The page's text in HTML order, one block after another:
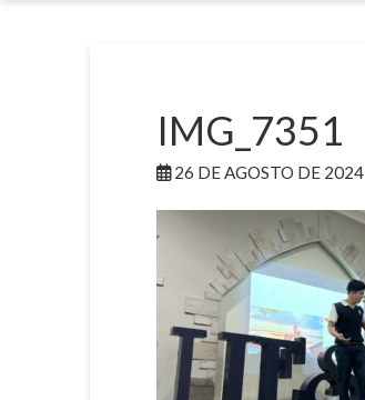
IMG_7351
26 DE AGOSTO DE 2024